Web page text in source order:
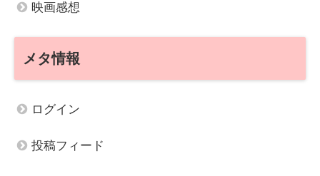
映画感想
メタ情報
ログイン
投稿フィード